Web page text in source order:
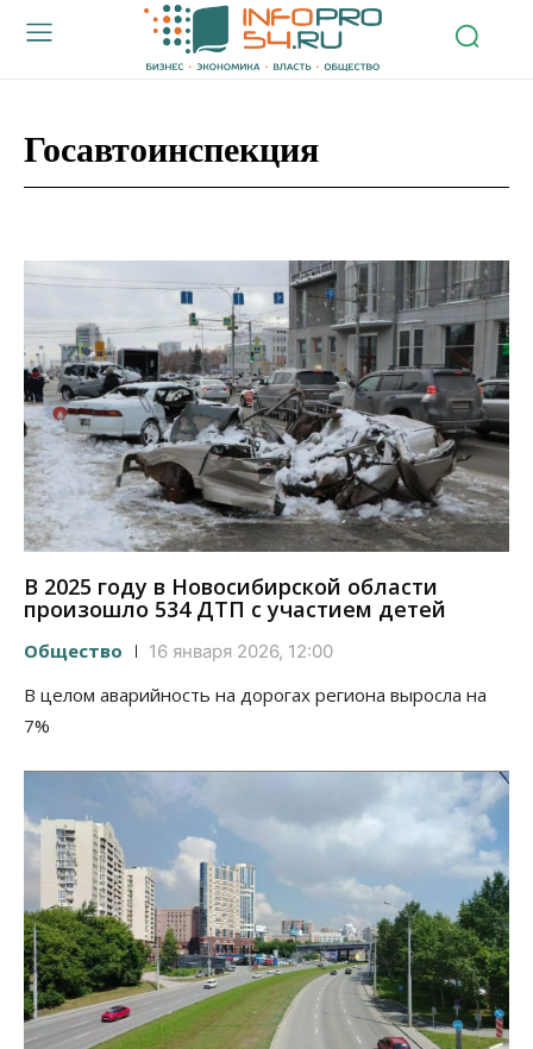
Госавтоинспекция
В 2025 году в Новосибирской области
произошло 534 ДТП с участием детей
Общество 16 января 2026, 12:00
В целом аварийность на дорогах региона выросла на
7%